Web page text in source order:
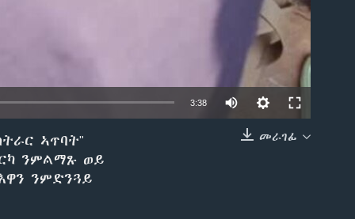
3:38
መራገፊ
ኣጥባት"
ንምልማጹ ወይ
ንምድንጓይ